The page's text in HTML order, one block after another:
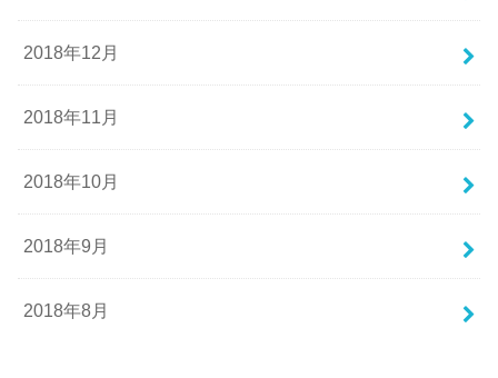
2018年12月
2018年11月
2018年10月
2018年9月
2018年8月